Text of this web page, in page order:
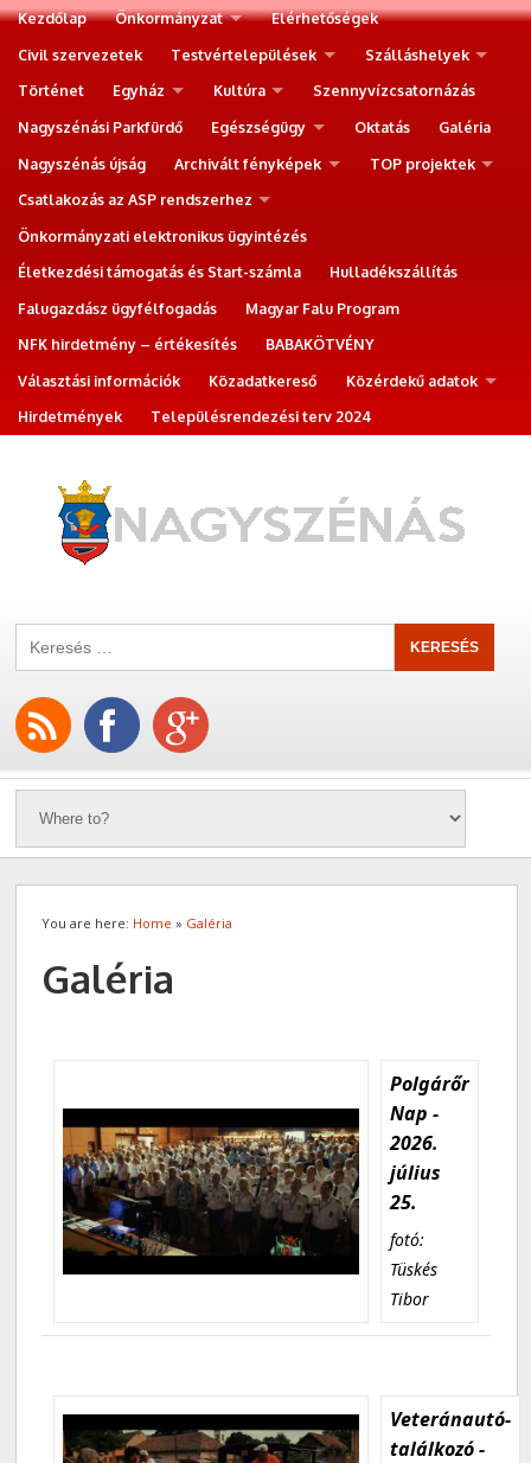
Kezdőlap Önkormányzat
Elérhetőségek
Civil szervezetek
Testvértelepülések
Szálláshelyek
Történet
Egyház Kultúra
Szennyvízcsatornázás
Nagyszénási Parkfürdő
Egészségügy Oktatás
Galéria
Nagyszénás újság
Archivált fényképek
TOP projektek
Csatlakozás az ASP rendszerhez
Önkormányzati elektronikus ügyintézés
Életkezdési támogatás és Start-számla
Hulladékszállítás
Falugazdász ügyfélfogadás
Magyar Falu Program
NFK hirdetmény – értékesítés
BABAKÖTVÉNY
Választási információk
Közadatkereső
Közérdekű adatok
Hirdetmények
Településrendezési terv 2024
You are here: Home » Galéria
Galéria
Polgárőr
Nap -
2026.
július
25.
fotó:
Tüskés
Tibor
Veteránautó-
találkozó -